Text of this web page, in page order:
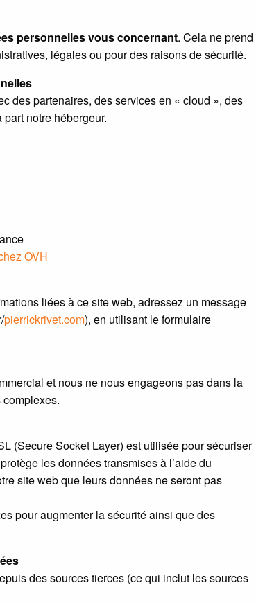
personnelles vous concernant. Cela ne prend
légales ou pour des raisons de sécurité.
des partenaires, des services en « cloud », des
notre hébergeur.
OVH
liées à ce site web, adressez un message
pierrickrivet.com), en utilisant le formulaire
et nous ne nous engageons pas dans la
(Secure Socket Layer) est utilisée pour sécuriser
les données transmises à l’aide du
site web que leurs données ne seront pas
pour augmenter la sécurité ainsi que des
des sources tierces (ce qui inclut les sources